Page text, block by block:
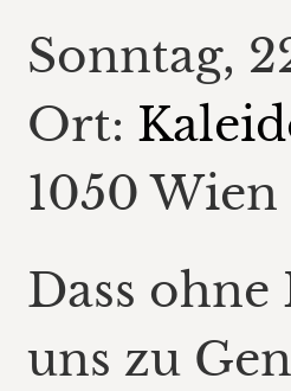
Sonntag,
Ort:
1050 Wien
Dass
uns zu